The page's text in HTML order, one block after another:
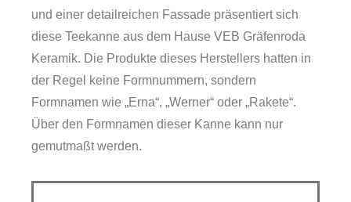
und einer detailreichen Fassade präsentiert sich
diese Teekanne aus dem Hause VEB Gräfenroda
Keramik. Die Produkte dieses Herstellers hatten in
der Regel keine Formnummern, sondern
Formnamen wie „Erna“, „Werner“ oder „Rakete“.
Über den Formnamen dieser Kanne kann nur
gemutmaßt werden.